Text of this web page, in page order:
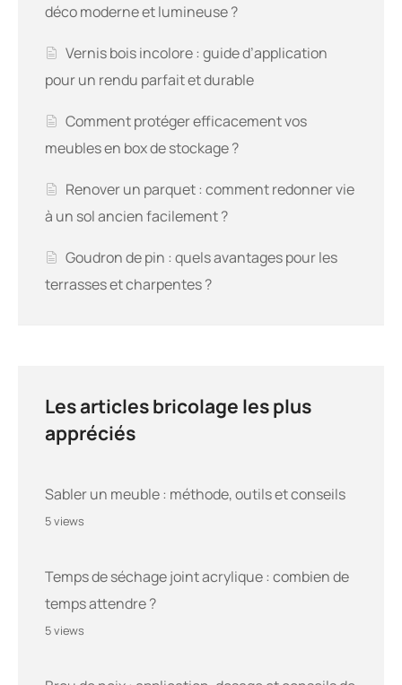
déco moderne et lumineuse ?
Vernis bois incolore : guide d’application
pour un rendu parfait et durable
Comment protéger efficacement vos
meubles en box de stockage ?
Renover un parquet : comment redonner vie
à un sol ancien facilement ?
Goudron de pin : quels avantages pour les
terrasses et charpentes ?
Les articles bricolage les plus
appréciés
Sabler un meuble : méthode, outils et conseils
5 views
Temps de séchage joint acrylique : combien de
temps attendre ?
5 views